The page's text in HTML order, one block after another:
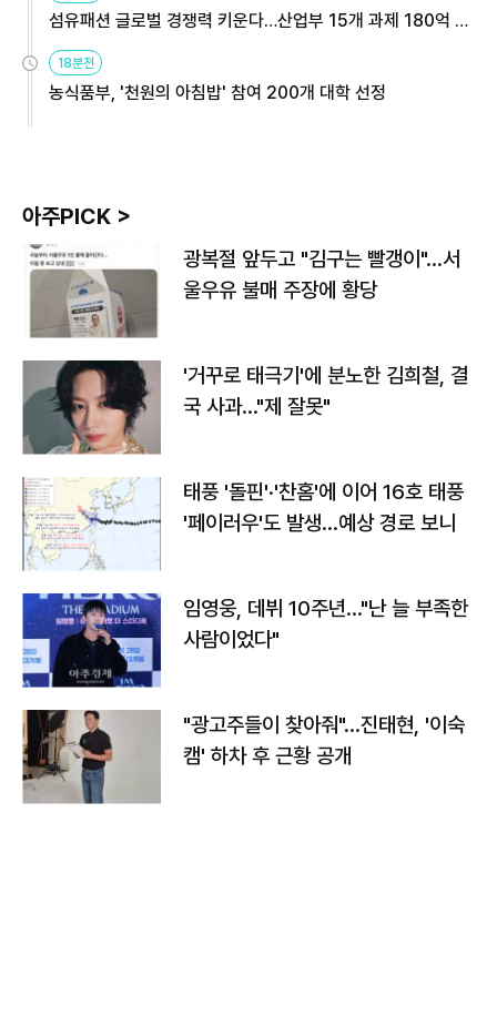
섬유패션 글로벌 경쟁력 키운다…산업부 15개 과제 180억 지
18분전
농식품부, '천원의 아침밥' 참여 200개 대학 선정
아주PICK >
광복절 앞두고 "김구는 빨갱이"…서
울우유 불매 주장에 황당
'거꾸로 태극기'에 분노한 김희철, 결
국 사과…"제 잘못"
태풍 '돌핀'·'찬홈'에 이어 16호 태풍
'페이러우'도 발생…예상 경로 보니
임영웅, 데뷔 10주년…"난 늘 부족한
사람이었다"
"광고주들이 찾아줘"…진태현, '이숙
캠' 하차 후 근황 공개